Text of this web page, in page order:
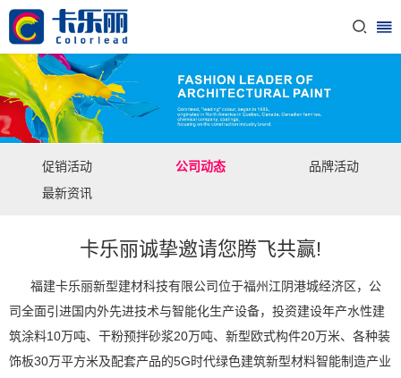
促销活动 公司动态
品牌活动
最新资讯
卡乐丽诚挚邀请您腾飞共赢!
福建卡乐丽新型建材科技有限公司位于福州江阴港城经济区，公
司全面引进国内外先进技术与智能化生产设备，投资建设年产水性建
筑涂料10万吨、干粉预拌砂浆20万吨、新型欧式构件20万米、各种装
饰板30万平方米及配套产品的5G时代绿色建筑新型材料智能制造产业